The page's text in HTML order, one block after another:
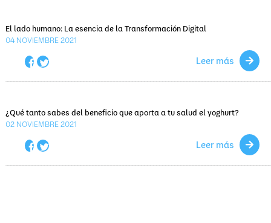
El lado humano: La esencia de la Transformación Digital
04 NOVIEMBRE 2021
Leer más
¿Qué tanto sabes del beneficio que aporta a tu salud el yoghurt?
02 NOVIEMBRE 2021
Leer más